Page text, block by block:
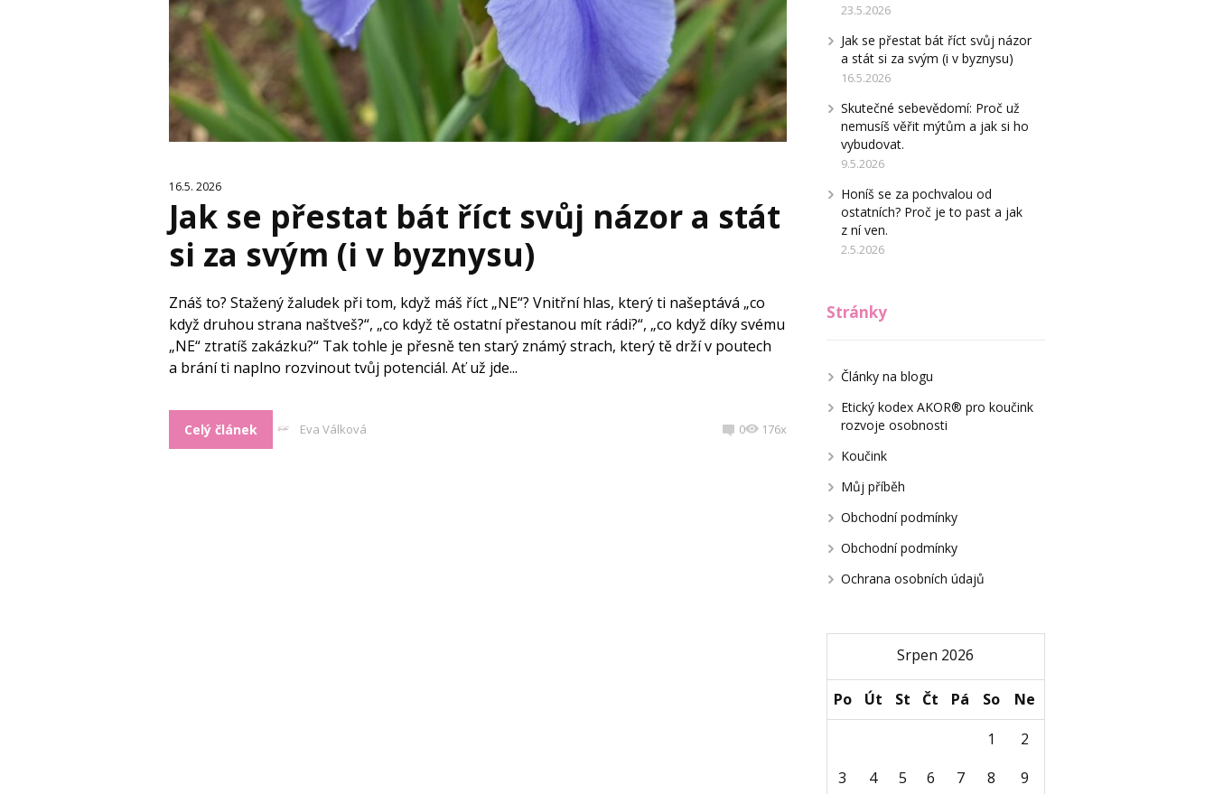
16.5. 2026
Jak se přestat bát říct svůj názor a stát
si za svým (i v byznysu)
Znáš to? Stažený žaludek při tom, když máš říct „NE“? Vnitřní hlas, který ti našeptává „co
když druhou strana naštveš?“, „co když tě ostatní přestanou mít rádi?“, „co když díky svému
„NE“ ztratíš zakázku?“ Tak tohle je přesně ten starý známý strach, který tě drží v poutech
a brání ti naplno rozvinout tvůj potenciál. Ať už jde...
Celý článek Eva Válková 0 176x
23.5.2026
Jak se přestat bát říct svůj názor
a stát si za svým (i v byznysu)
16.5.2026
Skutečné sebevědomí: Proč už
nemusíš věřit mýtům a jak si ho
vybudovat.
9.5.2026
Honíš se za pochvalou od
ostatních? Proč je to past a jak
z ní ven.
2.5.2026
Stránky
Články na blogu
Etický kodex AKOR® pro koučink
rozvoje osobnosti
Koučink
Můj příběh
Obchodní podmínky
Obchodní podmínky
Ochrana osobních údajů
Srpen 2026
Po Út St Čt Pá So
Ne
1
2
3
4 5 6 7 8
9